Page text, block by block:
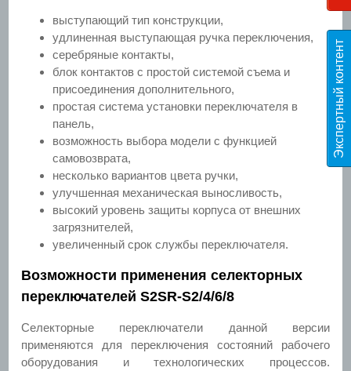
Э
к
с
п
е
р
т
н
ы
й
к
о
н
т
е
н
т
T
E
S
выступающий тип конструкции,
удлиненная выступающая ручка переключения,
серебряные контакты,
блок контактов с простой системой съема и
присоединения дополнительного,
простая система установки переключателя в
панель,
возможность выбора модели с функцией
самовозврата,
несколько вариантов цвета ручки,
улучшенная механическая выносливость,
высокий уровень защиты корпуса от внешних
загрязнителей,
увеличенный срок службы переключателя.
Возможности применения селекторных
переключателей S2SR-S2/4/6/8
Селекторные переключатели данной версии
применяются для переключения состояний рабочего
оборудования и технологических процессов.